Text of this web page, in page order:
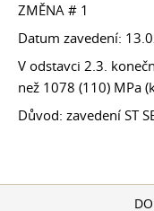
ZMĚNA # 1
Datum zavedení:
V odstavci 2.3.
než 1078 (110) MPa
Důvod: zavedení ST